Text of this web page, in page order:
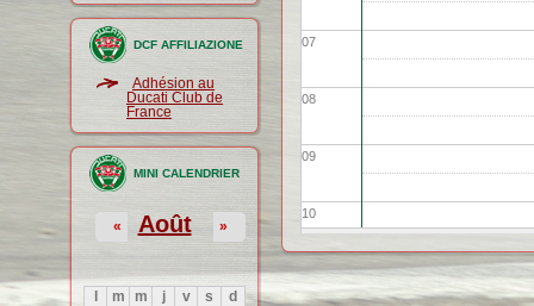
DCF AFFILIAZIONE
Adhésion au
Ducati Club de
France
MINI CALENDRIER
Août
« »
m m j v s
d
07
08
09
10
11